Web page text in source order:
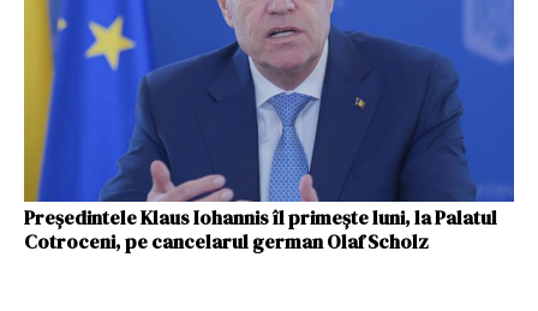
Preşedintele Klaus Iohannis îl primeşte luni, la Palatul
Cotroceni, pe cancelarul german Olaf Scholz